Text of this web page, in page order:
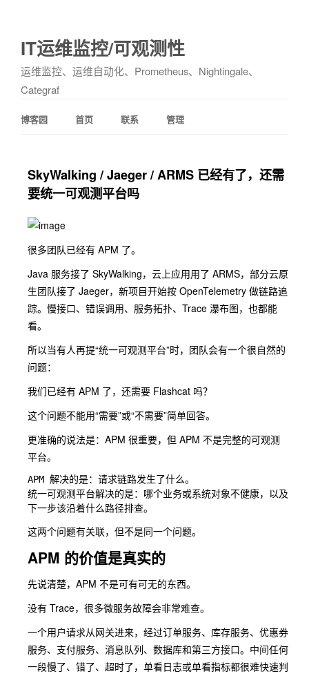
IT运维监控/可观测性
运维监控、运维自动化、Prometheus、Nightingale、
Categraf
博客园 首页 联系 管理
SkyWalking / Jaeger / ARMS 已经有了，还需
要统一可观测平台吗
很多团队已经有 APM 了。
Java 服务接了 SkyWalking，云上应用用了 ARMS，部分云原
生团队接了 Jaeger，新项目开始按 OpenTelemetry 做链路追
踪。慢接口、错误调用、服务拓扑、Trace 瀑布图，也都能
看。
所以当有人再提“统一可观测平台”时，团队会有一个很自然的
问题：
我们已经有 APM 了，还需要 Flashcat 吗？
这个问题不能用“需要”或“不需要”简单回答。
更准确的说法是：APM 很重要，但 APM 不是完整的可观测
平台。
APM 解决的是：请求链路发生了什么。
统一可观测平台解决的是：哪个业务或系统对象不健康，以及
这两个问题有关联，但不是同一个问题。
APM 的价值是真实的
先说清楚，APM 不是可有可无的东西。
没有 Trace，很多微服务故障会非常难查。
一个用户请求从网关进来，经过订单服务、库存服务、优惠券
服务、支付服务、消息队列、数据库和第三方接口。中间任何
一段慢了、错了、超时了，单看日志或单看指标都很难快速判